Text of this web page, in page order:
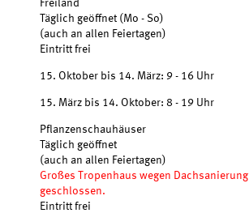
Freiland
Täglich geöffnet (Mo - So)
(auch an allen Feiertagen)
Eintritt frei
15. Oktober bis 14. März: 9 - 16 Uhr
15. März bis 14. Oktober: 8 - 19 Uhr
Pflanzenschauhäuser
Täglich geöffnet
(auch an allen Feiertagen)
Großes Tropenhaus wegen Dachsanierung
geschlossen.
Eintritt frei